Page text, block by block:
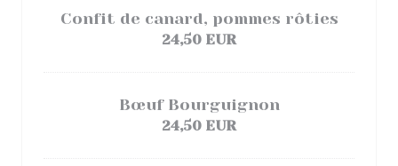
Confit de canard, pommes rôties
24,50 EUR
Bœuf Bourguignon
24,50 EUR